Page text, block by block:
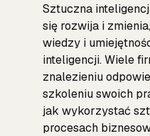
Sztuczna
się rozwija i
wiedzy i
inteligencji. Wiele
znalezieniu
szkoleniu swoich
jak wykorzystać
procesach